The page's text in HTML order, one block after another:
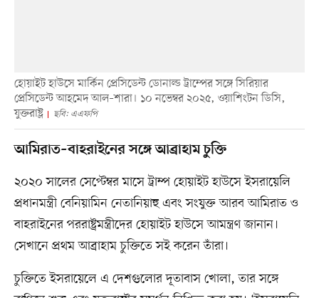
হোয়াইট হাউসে মার্কিন প্রেসিডেন্ট ডোনাল্ড ট্রাম্পের সঙ্গে সিরিয়ার
প্রেসিডেন্ট আহমেদ আল–শারা। ১০ নভেম্বর ২০২৫, ওয়াশিংটন ডিসি,
যুক্তরাষ্ট্র
ছবি: এএফপি
আমিরাত–বাহরাইনের সঙ্গে আব্রাহাম চুক্তি
২০২০ সালের সেপ্টেম্বর মাসে ট্রাম্প হোয়াইট হাউসে ইসরায়েলি
প্রধানমন্ত্রী বেনিয়ামিন নেতানিয়াহু এবং সংযুক্ত আরব আমিরাত ও
বাহরাইনের পররাষ্ট্রমন্ত্রীদের হোয়াইট হাউসে আমন্ত্রণ জানান।
সেখানে প্রথম আব্রাহাম চুক্তিতে সই করেন তাঁরা।
চুক্তিতে ইসরায়েলে এ দেশগুলোর দূতাবাস খোলা, তার সঙ্গে